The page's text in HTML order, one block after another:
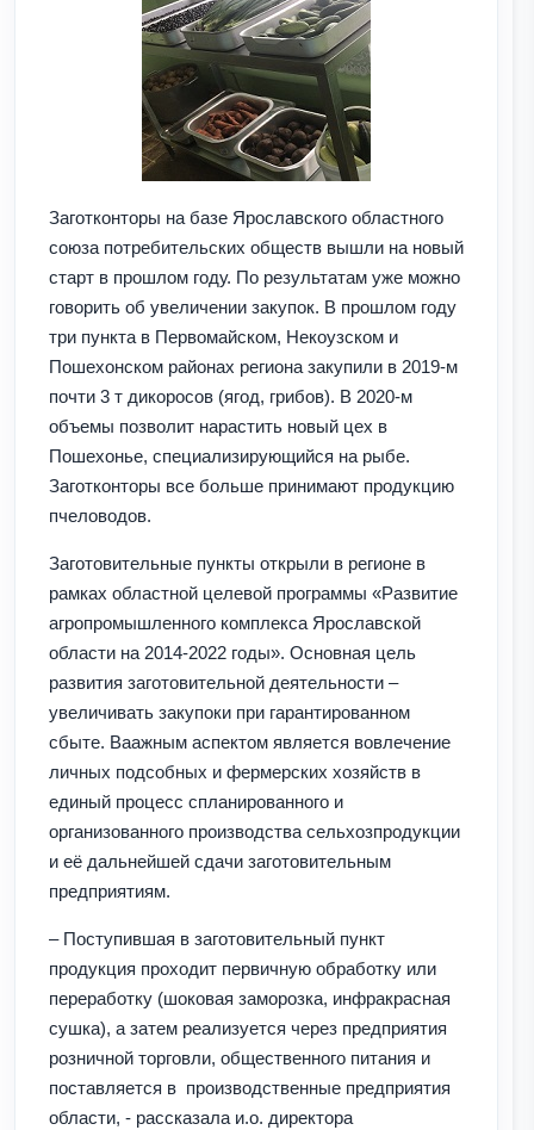
Заготконторы на базе Ярославского областного
союза потребительских обществ вышли на новый
старт в прошлом году. По результатам уже можно
говорить об увеличении закупок. В прошлом году
три пункта в Первомайском, Некоузском и
Пошехонском районах региона закупили в 2019-м
почти 3 т дикоросов (ягод, грибов). В 2020-м
объемы позволит нарастить новый цех в
Пошехонье, специализирующийся на рыбе.
Заготконторы все больше принимают продукцию
пчеловодов.
Заготовительные пункты открыли в регионе в
рамках областной целевой программы «Развитие
агропромышленного комплекса Ярославской
области на 2014-2022 годы». Основная цель
развития заготовительной деятельности –
увеличивать закупоки при гарантированном
сбыте. Ваажным аспектом является вовлечение
личных подсобных и фермерских хозяйств в
единый процесс спланированного и
организованного производства сельхозпродукции
и её дальнейшей сдачи заготовительным
предприятиям.
– Поступившая в заготовительный пункт
продукция проходит первичную обработку или
переработку (шоковая заморозка, инфракрасная
сушка), а затем реализуется через предприятия
розничной торговли, общественного питания и
поставляется в производственные предприятия
области, - рассказала и.о. директора